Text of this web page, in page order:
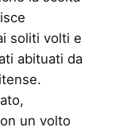
soliti volti e
abituati da
un volto